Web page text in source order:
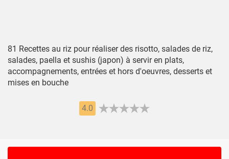
81 Recettes au riz pour réaliser des risotto, salades de riz,
salades, paella et sushis (japon) à servir en plats,
accompagnements, entrées et hors d'oeuvres, desserts et
mises en bouche
4.0